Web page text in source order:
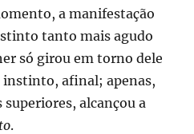
a manifestação
tanto mais agudo
só girou em torno dele
afinal; apenas,
alcançou a
.